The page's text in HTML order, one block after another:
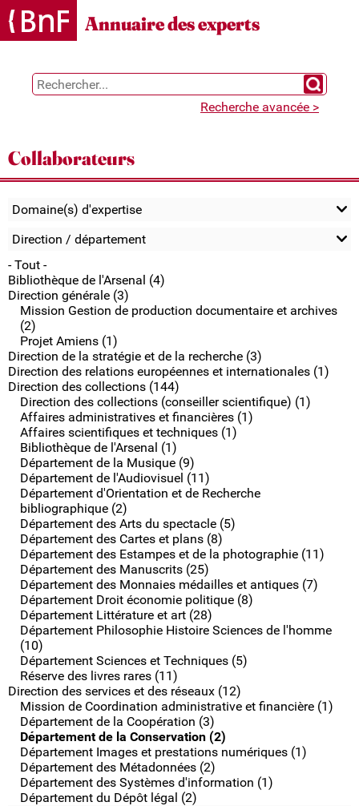
Gestion des cookies
Annuaire des experts
Chercher
Recherche avancée >
Collaborateurs
Domaine(s) d'expertise
Direction / département
- Tout -
Bibliothèque de l'Arsenal (4)
Direction générale (3)
Mission Gestion de production documentaire et archives
(2)
Projet Amiens (1)
Direction de la stratégie et de la recherche (3)
Direction des relations européennes et internationales (1)
Direction des collections (144)
Direction des collections (conseiller scientifique) (1)
Affaires administratives et financières (1)
Affaires scientifiques et techniques (1)
Bibliothèque de l'Arsenal (1)
Département de la Musique (9)
Département de l'Audiovisuel (11)
Département d'Orientation et de Recherche
bibliographique (2)
Département des Arts du spectacle (5)
Département des Cartes et plans (8)
Département des Estampes et de la photographie (11)
Département des Manuscrits (25)
Département des Monnaies médailles et antiques (7)
Département Droit économie politique (8)
Département Littérature et art (28)
Département Philosophie Histoire Sciences de l'homme
(10)
Département Sciences et Techniques (5)
Réserve des livres rares (11)
Direction des services et des réseaux (12)
Mission de Coordination administrative et financière (1)
Département de la Coopération (3)
Département de la Conservation (2)
Département Images et prestations numériques (1)
Département des Métadonnées (2)
Département des Systèmes d'information (1)
Département du Dépôt légal (2)